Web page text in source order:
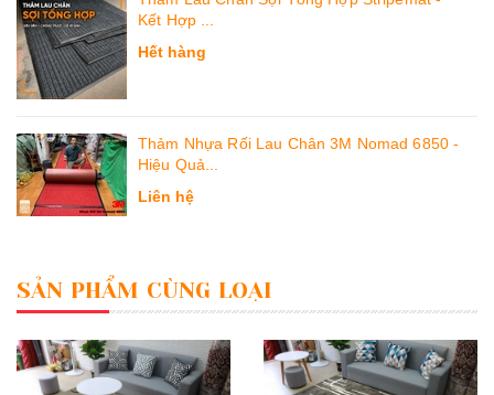
Kết Hợp ...
Hết hàng
Thảm Nhựa Rối Lau Chân 3M Nomad 6850 -
Hiệu Quả...
Liên hệ
SẢN PHẨM CÙNG LOẠI